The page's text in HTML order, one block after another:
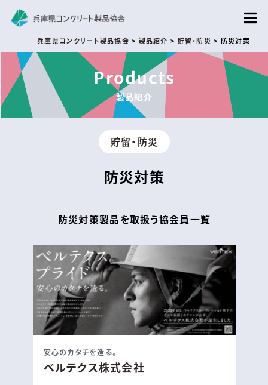
兵庫県コンクリート製品協会 > 製品紹介 > 貯留・防災 > 防災対策
Products
製品紹介
貯留・防災
防災対策
防災対策製品を取扱う協会員一覧
安心のカタチを造る。
ベルテクス株式会社